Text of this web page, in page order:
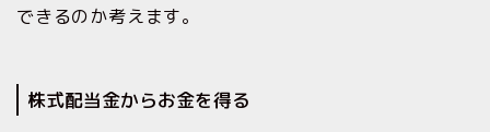
できるのか考えます。
株式配当金からお金を得る